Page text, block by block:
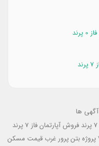
آگهی ها
فروش آپارتمان فاز 7 پرند
قیمت مسکن